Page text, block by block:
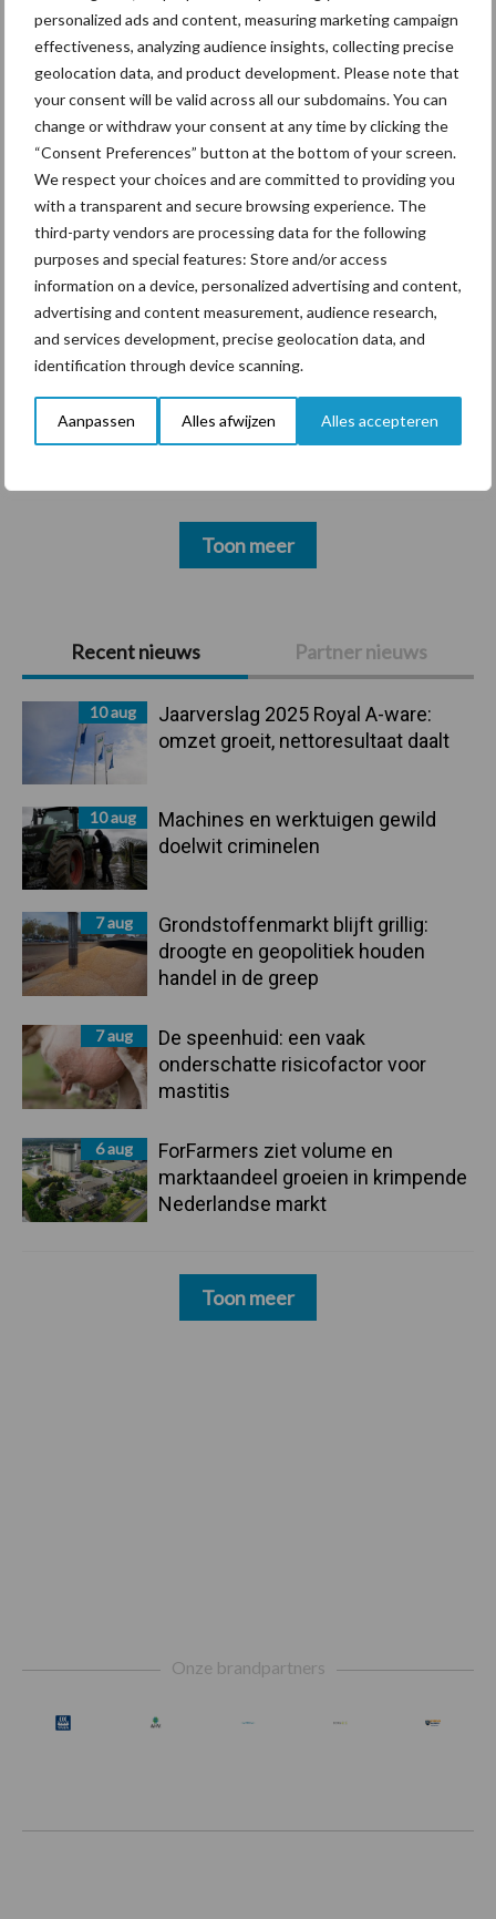
personalized ads and content, measuring marketing campaign
effectiveness, analyzing audience insights, collecting precise
geolocation data, and product development. Please note that
your consent will be valid across all our subdomains. You can
change or withdraw your consent at any time by clicking the
“Consent Preferences” button at the bottom of your screen.
We respect your choices and are committed to providing you
with a transparent and secure browsing experience. The
third-party vendors are processing data for the following
purposes and special features: Store and/or access
information on a device, personalized advertising and content,
advertising and content measurement, audience research,
and services development, precise geolocation data, and
identification through device scanning.
Aanpassen Alles afwijzen Alles accepteren
Primaire
Sidebar
Recent nieuws Partner nieuws
10 aug
Jaarverslag 2025 Royal A-ware:
omzet groeit, nettoresultaat daalt
10 aug
Machines en werktuigen gewild
doelwit criminelen
7 aug
Grondstoffenmarkt blijft grillig:
droogte en geopolitiek houden
handel in de greep
7 aug
De speenhuid: een vaak
onderschatte risicofactor voor
mastitis
6 aug
ForFarmers ziet volume en
marktaandeel groeien in krimpende
Nederlandse markt
Toon meer
Grondstoffenmarkt blijft
grillig: droogte en
geopolitiek houden handel
in de greep
Themapagina's
Diergezondheid Bemesting Fokkerij
Bedrijfsnieuws
Voerhekken
Toon meer
Onze brandpartners